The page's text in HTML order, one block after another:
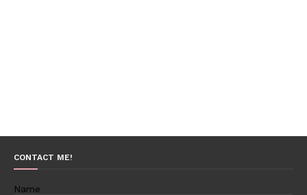
CONTACT ME!
Name